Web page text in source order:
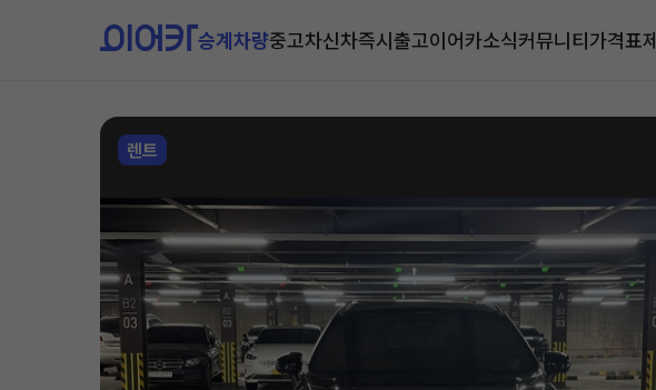
승계차량중고차신차즉시출고이어카소식커뮤니티가격표
렌트